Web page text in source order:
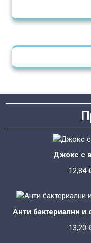
Джокс с
12,84
Анти бактериални и
13,20